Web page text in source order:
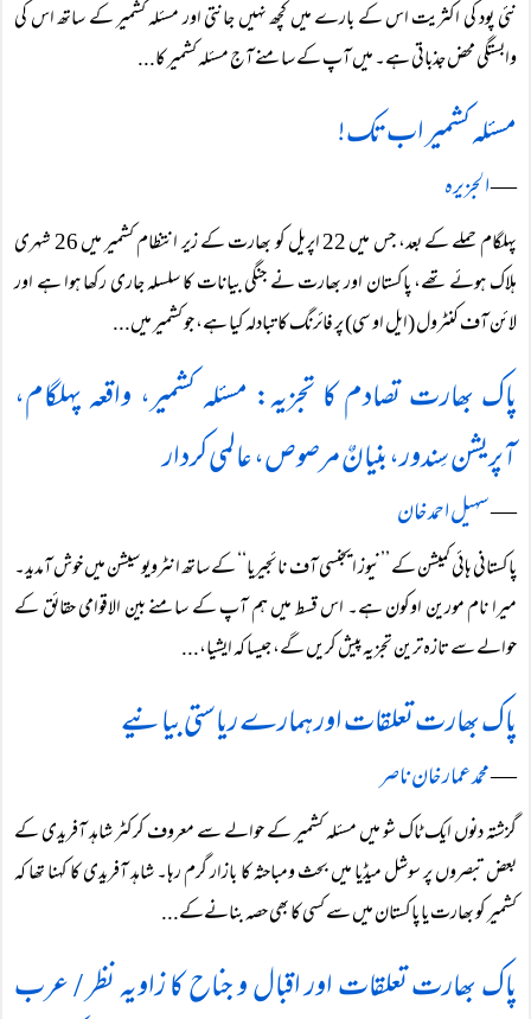
نئی پود کی اکثریت اس کے بارے میں کچھ نہیں جانتی اور مسئلہ کشمیر کے ساتھ اس کی
وابستگی محض جذباتی ہے۔ میں آپ کے سامنے آج مسئلہ کشمیر کا...
مسئلہ کشمیر اب تک!
―الجزیرہ
پہلگام حملے کے بعد، جس میں 22 اپریل کو بھارت کے زیر انتظام کشمیر میں 26 شہری
ہلاک ہوئے تھے، پاکستان اور بھارت نے جنگی بیانات کا سلسلہ جاری رکھا ہوا ہے اور
لائن آف کنٹرول (ایل او سی) پر فائرنگ کا تبادلہ کیا ہے، جو کشمیر میں...
پاک بھارت تصادم کا تجزیہ: مسئلہ کشمیر، واقعہ پہلگام،
آپریشن سِندور، بنیانٌ مرصوص، عالمی کردار
―سہیل احمد خان
پاکستانی ہائی کمیشن کے ’’نیوز ایجنسی آف نائجیریا‘‘ کے ساتھ انٹرویو سیشن میں خوش آمدید۔
میرا نام مورین اوکون ہے۔ اس قسط میں ہم آپ کے سامنے بین الاقوامی حقائق کے
حوالے سے تازہ ترین تجزیہ پیش کریں گے، جیسا کہ ایشیا،...
پاک بھارت تعلقات اور ہمارے ریاستی بیانیے
―محمد عمار خان ناصر
گزشتہ دنوں ایک ٹاک شو میں مسئلہ کشمیر کے حوالے سے معروف کرکٹر شاہد آفریدی کے
بعض تبصروں پر سوشل میڈیا میں بحث ومباحثہ کا بازار گرم رہا۔ شاہد آفریدی کا کہنا تھا کہ
کشمیر کو بھارت یا پاکستان میں سے کسی کا بھی حصہ بنانےکے...
پاک بھارت تعلقات اور اقبال و جناح کا زاویہ نظر / عرب